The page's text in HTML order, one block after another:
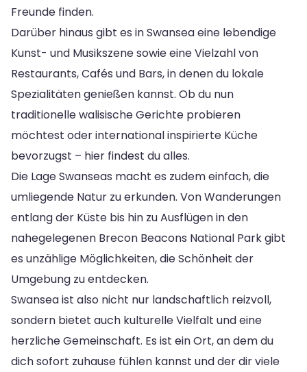
Freunde finden.
Darüber hinaus gibt es in Swansea eine lebendige
Kunst- und Musikszene sowie eine Vielzahl von
Restaurants, Cafés und Bars, in denen du lokale
Spezialitäten genießen kannst. Ob du nun
traditionelle walisische Gerichte probieren
möchtest oder international inspirierte Küche
bevorzugst – hier findest du alles.
Die Lage Swanseas macht es zudem einfach, die
umliegende Natur zu erkunden. Von Wanderungen
entlang der Küste bis hin zu Ausflügen in den
nahegelegenen Brecon Beacons National Park gibt
es unzählige Möglichkeiten, die Schönheit der
Umgebung zu entdecken.
Swansea ist also nicht nur landschaftlich reizvoll,
sondern bietet auch kulturelle Vielfalt und eine
herzliche Gemeinschaft. Es ist ein Ort, an dem du
dich sofort zuhause fühlen kannst und der dir viele